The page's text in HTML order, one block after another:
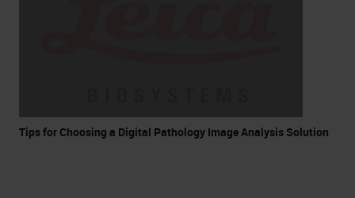
Tips for Choosing a Digital Pathology Image Analysis Solution